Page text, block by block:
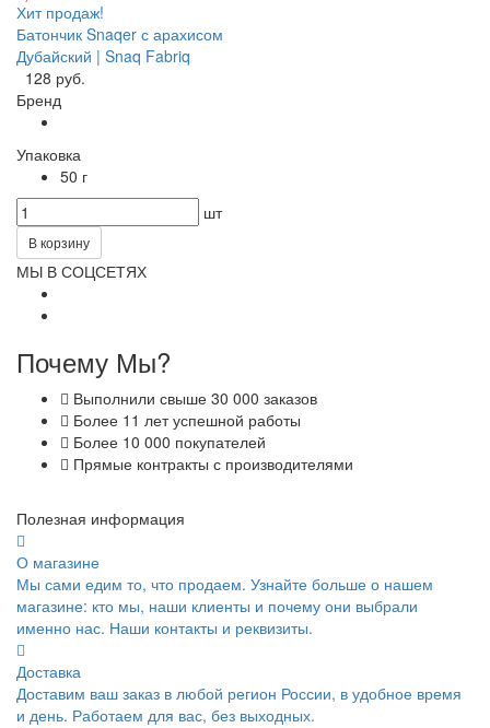
Хит продаж!
Батончик Snaqer с арахисом
Дубайский | Snaq Fabriq
128 руб.
Бренд
Упаковка
50 г
шт
В корзину
МЫ В СОЦСЕТЯХ
Почему Мы?
Выполнили свыше 30 000 заказов
Более 11 лет успешной работы
Более 10 000 покупателей
Прямые контракты с производителями
Полезная информация
О магазине
Мы сами едим то, что продаем. Узнайте больше о нашем
магазине: кто мы, наши клиенты и почему они выбрали
именно нас. Наши контакты и реквизиты.
Доставка
Доставим ваш заказ в любой регион России, в удобное время
и день. Работаем для вас, без выходных.